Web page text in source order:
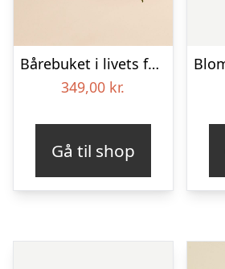
Bårebuket i livets farver
349,00 kr.
Gå til shop